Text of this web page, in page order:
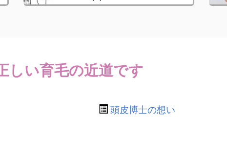
しい育毛の近道です
頭皮博士の想い